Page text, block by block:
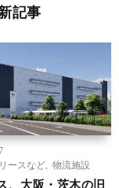
記事
ースなど
物流施設
、大阪・茨木の旧